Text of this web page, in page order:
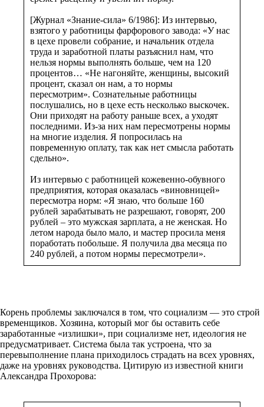
[Журнал «Знание-сила» 6/1986]: Из интервью,
взятого у работницы фарфорового завода: «У нас
в цехе провели собрание, и начальник отдела
труда и заработной платы разъяснил нам, что
нельзя нормы выполнять больше, чем на 120
процентов… «Не нагоняйте, женщины, высокий
процент, сказал он нам, а то нормы
пересмотрим». Сознательные работницы
послушались, но в цехе есть несколько выскочек.
Они приходят на работу раньше всех, а уходят
последними. Из-за них нам пересмотрены нормы
на многие изделия. Я попросилась на
повременную оплату, так как нет смысла работать
сдельно».
Из интервью с работницей кожевенно-обувного
предприятия, которая оказалась «виновницей»
пересмотра норм: «Я знаю, что больше 160
рублей зарабатывать не разрешают, говорят, 200
рублей – это мужская зарплата, а не женская. Но
летом народа было мало, и мастер просила меня
поработать побольше. Я получила два месяца по
240 рублей, а потом нормы пересмотрели».
Корень проблемы заключался в том, что социализм — это строй
временщиков. Хозяина, который мог бы оставить себе
заработанные «излишки», при социализме нет, идеология не
предусматривает. Система была так устроена, что за
перевыполнение плана приходилось страдать на всех уровнях,
даже на уровнях руководства. Цитирую из известной книги
Александра Прохорова: